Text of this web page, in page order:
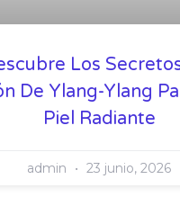
Los
De Ylang-Ylang
Piel Radiante
admin 23 junio, 2026